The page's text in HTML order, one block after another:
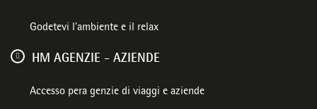
Godetevi l'ambiente e il relax
HM AGENZIE - AZIENDE
Accesso pera genzie di viaggi e aziende